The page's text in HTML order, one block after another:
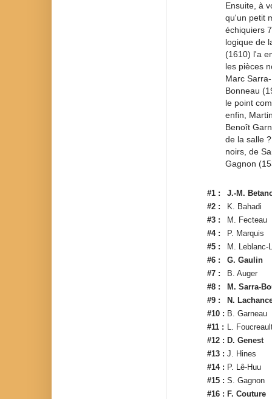
Ensuite, à
qu'un petit
échiquiers
logique de
(1610) l'a
les pièces
Marc
Bonneau
le point
enfin,
Benoît
de la salle
noirs, de
Gagnon
#1 :
J.-M.
#2 :
K. Bahadi
#3 :
M. Fecteau
#4 :
P. Marquis
#5 :
M. Leblanc-
#6 :
G. Gaulin
#7 :
B. Auger
#8 :
M. Sarra-
#9 :
N.
#10 : B. Garneau
#11 :
L.
#12 : D. Genest
#13 : J. Hines
#14 : P. Lê-Huu
#15 : S. Gagnon
#16 : F. Couture